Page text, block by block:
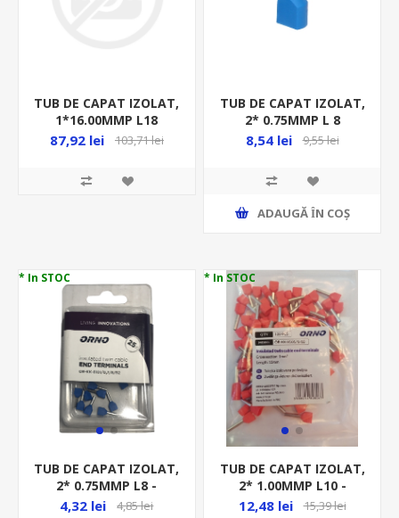
TUB DE CAPAT IZOLAT,
1*16.00MMP L18
-100BUC/PUNGA -
87,92 lei 103,71 lei
TUB DE CAPAT IZOLAT,
2* 0.75MMP L 8
-100BUC/PUNGA -
8,54 lei 9,55 lei
ADAUGĂ ȊN COŞ
* In STOC
TUB DE CAPAT IZOLAT,
2* 0.75MMP L8 -
25BUC/BLISTER -
4,32 lei 4,85 lei
* In STOC
TUB DE CAPAT IZOLAT,
2* 1.00MMP L10 -
100BUC/PUNGA - ROSU
12,48 lei 15,39 lei